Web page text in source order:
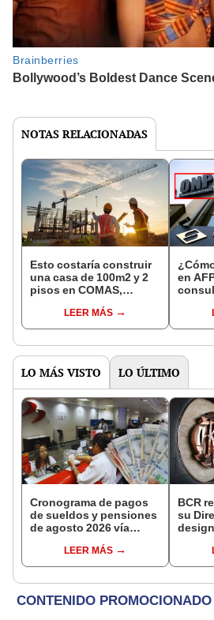
NOTAS RELACIONADAS
Esto costaría construir
una casa de 100m2 y 2
pisos en COMAS,
distritos de LIMA
NORTE
LEER MÁS
en
LO MÁS VISTO LO ÚLTIMO
Cronograma de pagos
de sueldos y pensiones
de agosto 2026 vía
conoce las fechas de
depósito
LEER MÁS
BCR
su